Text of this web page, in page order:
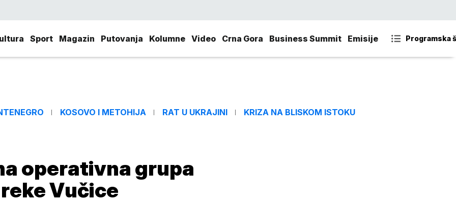
Sport Magazin Putovanja Kolumne Video Crna Gora Business Summit Emisije Programska
KOSOVO I METOHIJA RAT U UKRAJINI KRIZA NA BLISKOM ISTOKU
operativna grupa
Vučice